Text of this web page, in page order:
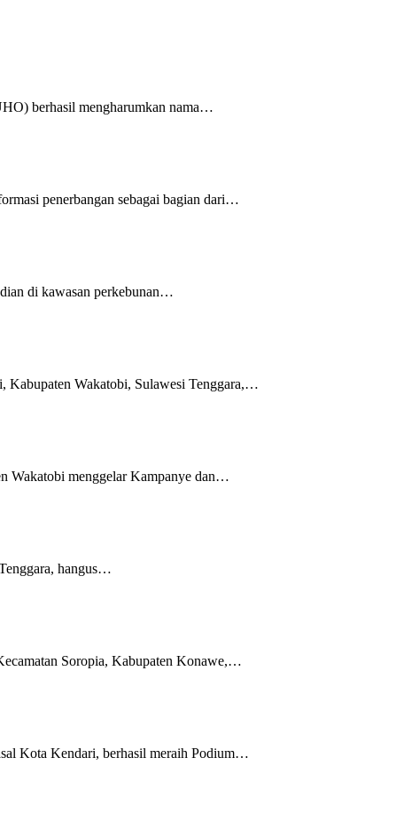
berhasil mengharumkan nama…
penerbangan sebagai bagian dari…
di kawasan perkebunan…
Kabupaten Wakatobi, Sulawesi Tenggara,…
Wakatobi menggelar Kampanye dan…
hangus…
Soropia, Kabupaten Konawe,…
Kota Kendari, berhasil meraih Podium…